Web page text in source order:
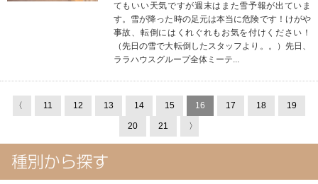
てもいい天気ですが週末はまた雪予報が出ていま
す。雪が降った時の足元は本当に危険です！けがや
事故、転倒にはくれぐれもお気を付けください！
（先日の雪で大転倒したスタッフより。。）先日、
ララハウスグループ全体ミーテ...
〈 11 12 13 14 15 16 17 18 19
20 21 〉